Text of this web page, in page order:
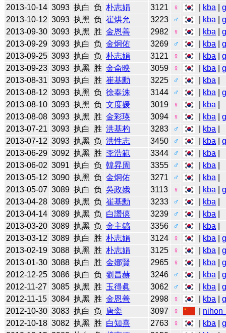
2013-10-14 3093 执白 负 朴志娟 3121 ♀ kba |
2013-10-12 3093 执黑 负 崔烘允 3223 ♂ kba |
2013-09-30 3093 执黑 胜 金恩善 2982 ♀ kba |
2013-09-29 3093 执白 负 金炯佑 3269 ♂ kba |
2013-09-25 3093 执白 负 朴志娟 3121 ♀ kba |
2013-09-23 3093 执黑 胜 金侖映 3059 ♀ kba |
2013-08-31 3093 执白 胜 崔基勳 3225 ♂ kba
2013-08-12 3093 执黑 负 徐奉洙 3144 ♂ kba |
2013-08-10 3093 执黑 负 文度媛 3019 ♀ kba
2013-08-08 3093 执黑 胜 金彩瑛 3094 ♀ kba |
2013-07-21 3093 执白 胜 洪基杓 3283 ♂ kba
2013-07-12 3093 执黑 负 洪性志 3450 ♂ kba |
2013-06-29 3092 执黑 胜 李浩範 3344 ♂ kba
2013-06-02 3091 执白 负 韓昇周 3355 ♂ kba
2013-05-12 3090 执黑 负 金炯佑 3271 ♂ kba
2013-05-07 3089 执白 负 吳政娥 3113 ♀ kba |
2013-04-28 3089 执黑 负 崔基勳 3233 ♂ kba
2013-04-14 3089 执黑 负 白讚僖 3239 ♂ kba
2013-03-20 3089 执黑 负 金主鎬 3356 ♂ kba
2013-03-12 3089 执白 胜 朴志娟 3124 ♀ kba |
2013-02-19 3088 执黑 胜 朴志娟 3125 ♀ kba |
2013-01-30 3088 执白 胜 金娜賢 2965 ♀ kba |
2012-12-25 3086 执白 负 劉昌赫 3246 ♂ kba |
2012-11-27 3085 执黑 胜 玉得眞 3062 ♂ kba |
2012-11-15 3084 执黑 胜 金恩善 2998 ♀ kba |
2012-10-30 3083 执白 负 唐奕 3097 ♀
2012-10-18 3082 执黑 胜 白知熹 2763 ♀ kba |